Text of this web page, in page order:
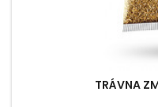
TRÁVNA